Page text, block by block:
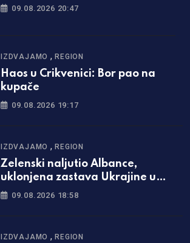
09.08.2026 20:47
IZDVAJAMO ,REGION
Haos u Crikvenici: Bor pao na
kupače
09.08.2026 19:17
IZDVAJAMO ,REGION
Zelenski naljutio Albance,
uklonjena zastava Ukrajine u
Prištini
09.08.2026 18:58
IZDVAJAMO ,REGION